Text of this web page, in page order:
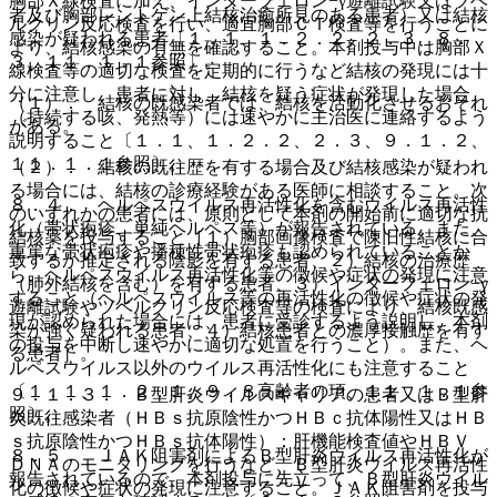
者及び胸部レントゲン上結核治癒所見のある患者）又は結核
感染が疑われる患者〔１．１、１．２．２、２．３、８．
３、１１．１．１参照〕。
（１）． 結核の既感染者では、結核を活動化させるおそれ
がある。
（２）． 結核の既往歴を有する場合及び結核感染が疑われ
る場合には、結核の診療経験がある医師に相談すること。次
のいずれかの患者には、原則として本剤の開始前に適切な抗
結核薬を投与すること［１）胸部画像検査で陳旧性結核に合
致するか推定される陰影を有する患者、２）結核の治療歴
（肺外結核を含む）を有する患者、３）インターフェロン−γ
遊離試験やツベルクリン反応検査等の検査により、結核既感
染が強く疑われる患者、４）結核患者との濃厚接触歴を有す
る患者］。
９．１．３． Ｂ型肝炎ウイルスキャリアの患者又はＢ型肝
炎既往感染者（ＨＢｓ抗原陰性かつＨＢｃ抗体陽性又はＨＢ
ｓ抗原陰性かつＨＢｓ抗体陽性）：肝機能検査値やＨＢＶ
ＤＮＡのモニタリングを行うなど、Ｂ型肝炎ウイルス再活性
化の徴候や症状の発現に注意すること。ＪＡＫ阻害剤を投与
ルクリン反応検査を行い、適宜胸部ＣＴ検査等を行うことに
より、結核感染の有無を確認すること。本剤投与中は胸部Ｘ
線検査等の適切な検査を定期的に行うなど結核の発現には十
分に注意し、患者に対し、結核を疑う症状が発現した場合
（持続する咳、発熱等）には速やかに主治医に連絡するよう
説明すること〔１．１、１．２．２、２．３、９．１．２、
１１．１．１参照〕。
８．４． ヘルペスウイルス再活性化を含むウイルス再活性
化（帯状疱疹、単純ヘルペス等）が報告されている。また、
重篤な帯状疱疹や播種性帯状疱疹も認められていることか
ら、ヘルペスウイルス再活性化等の徴候や症状の発現に注意
すること（ヘルペスウイルス等の再活性化の徴候や症状の発
現が認められた場合には、患者に受診するよう説明し、本剤
の投与を中断し速やかに適切な処置を行うこと）。また、ヘ
ルペスウイルス以外のウイルス再活性化にも注意すること
〔１．１、１．２．１、９．８高齢者の項、１１．１．１参
照〕。
８．５． ＪＡＫ阻害剤によるＢ型肝炎ウイルス再活性化が
報告されているので、本剤投与に先立って、Ｂ型肝炎ウイル